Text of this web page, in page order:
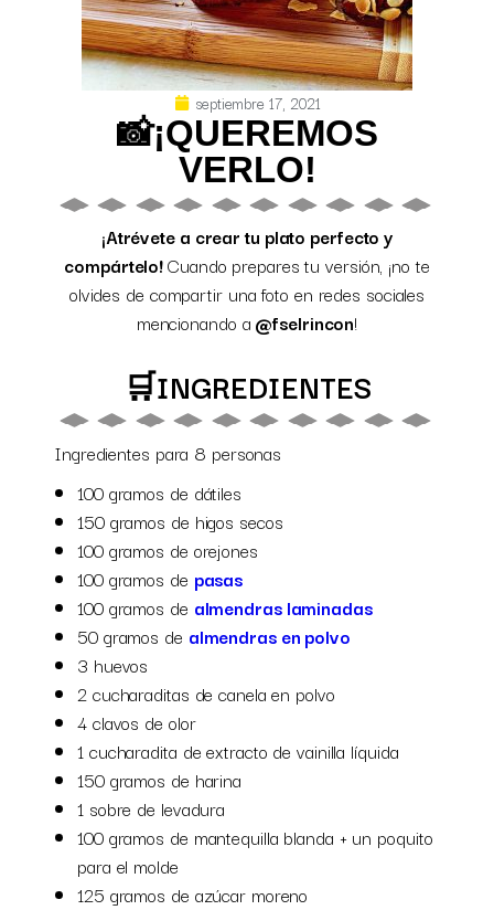
septiembre 17, 2021
📸¡QUEREMOS
VERLO!
¡Atrévete a crear tu plato perfecto y
compártelo!Cuando prepares tu versión, ¡no te
olvides de compartir una foto en redes sociales
mencionando a@fselrincon!
🛒INGREDIENTES
Ingredientes para 8 personas
100 gramos de dátiles
150 gramos de higos secos
100 gramos de orejones
100 gramos de pasas
100 gramos de almendras laminadas
50 gramos de almendras en polvo
3 huevos
2 cucharaditas de canela en polvo
4 clavos de olor
1 cucharadita de extracto de vainilla líquida
150 gramos de harina
1 sobre de levadura
100 gramos de mantequilla blanda + un poquito
para el molde
125 gramos de azúcar moreno